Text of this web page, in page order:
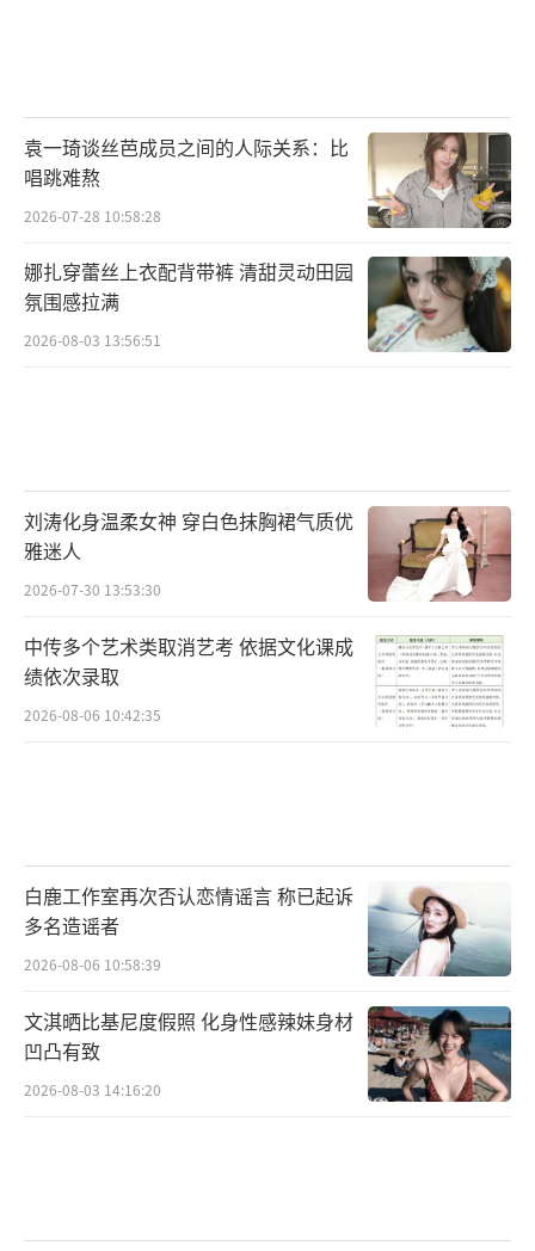
袁一琦谈丝芭成员之间的人际关系：比
唱跳难熬
2026-07-28 10:58:28
娜扎穿蕾丝上衣配背带裤 清甜灵动田园
氛围感拉满
2026-08-03 13:56:51
刘涛化身温柔女神 穿白色抹胸裙气质优
雅迷人
2026-07-30 13:53:30
中传多个艺术类取消艺考 依据文化课成
绩依次录取
2026-08-06 10:42:35
白鹿工作室再次否认恋情谣言 称已起诉
多名造谣者
2026-08-06 10:58:39
文淇晒比基尼度假照 化身性感辣妹身材
凹凸有致
2026-08-03 14:16:20